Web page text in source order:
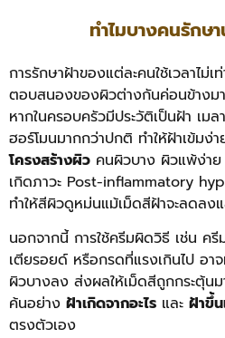
ทำไมบางคนรักษ
การรักษาฝ้าของแต่ละคนใช้เวลาไม่เ
ตอบสนองของผิวต่างกันค่อนข้างม
หากในครอบครัวมีประวัติเป็นฝ้า เม
ฮอร์โมนมากกว่าปกติ ทำให้ฝ้าเข้มง่
โครงสร้างผิว คนผิวบาง ผิวแพ้ง่าย
เกิดภาวะ Post-inflammatory
ทำให้สีผิวดูหม่นแม้เม็ดสีฝ้าจะลดลง
นอกจากนี้ การใช้ครีมผิดวิธี เช่น ค
เตียรอยด์ หรือกรดที่แรงเกินไป อาจ
ผิวบางลง ส่งผลให้เม็ดสีถูกกระตุ้
ค้นอย่าง ฝ้าเกิดจากอะไร และ ฝ้าขึ้น
ตรงตัวเอง